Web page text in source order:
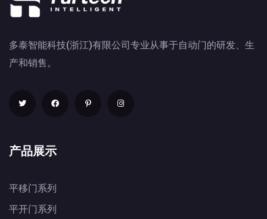
多泰智能科技(浙江)有限公司专业从事于自动门的研发、生
产和销售。
产品展示
平移门系列
平开门系列